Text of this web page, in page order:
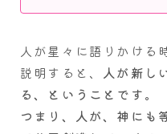
人が星々に語りかける
説明すると、 人が新し
る、ということです。
つまり、人が、神にも